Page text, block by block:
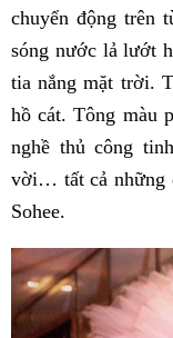
chuyển động trên
sóng nước lả lướt
tia nắng mặt trời.
hồ cát. Tông màu
nghề thủ công
vời… tất cả những
Sohee.